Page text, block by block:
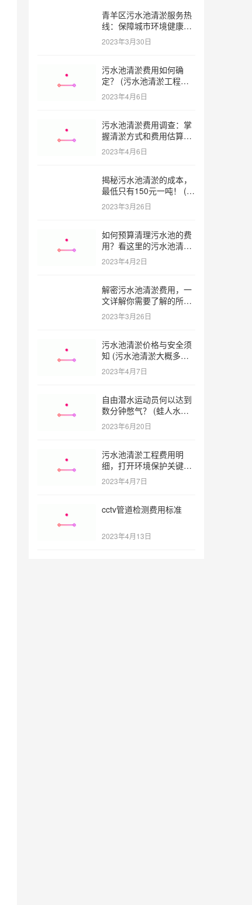
青羊区污水池清淤服务热
线：保障城市环境健康和
可持续发展。 (青羊区污
水池清淤服务热线)
2023年3月30日
污水池清淤费用如何确
定？ (污水池清淤工程价
格多少)
2023年4月6日
污水池清淤费用调查：掌
握清淤方式和费用估算技
巧 (污水池清淤多少钱一
方米)
2023年4月6日
揭秘污水池清淤的成本，
最低只有150元一吨！ (污
水池清淤一米多少钱一吨)
2023年3月26日
如何预算清理污水池的费
用？看这里的污水池清淤
工程报价表范本！ (污水
池清淤工程报价表范本)
2023年4月2日
解密污水池清淤费用，一
文详解你需要了解的所有
因素 (污水池清淤一米多
少钱)
2023年3月26日
污水池清淤价格与安全须
知 (污水池清淤大概多少
一方)
2023年4月7日
自由潜水运动员何以达到
数分钟憋气？ (蛙人水下
憋气最长多久)
2023年6月20日
污水池清淤工程费用明
细，打开环境保护关键之
门 (污水池清淤工程报价
明细)
2023年4月7日
cctv管道检测费用标准
2023年4月13日